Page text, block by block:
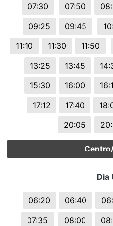
07:30
07:50
09:25
09:45
11:10
11:30 11:50
13:25
13:45
15:30
16:00
17:12
17:40
20:05
Dia
06:20 06:40
07:35
08:00